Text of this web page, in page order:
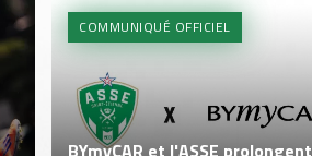
COMMUNIQUÉ OFFICIEL
BYmyCAR et l'ASSE prolongent